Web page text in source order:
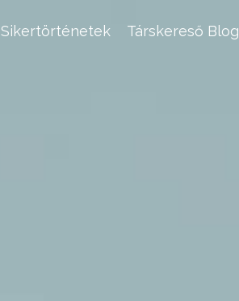
Sikertörténetek Társkereső Blog